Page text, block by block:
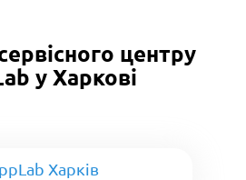
центру
у Харкові
Харків